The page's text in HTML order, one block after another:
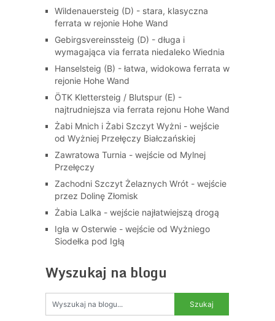
Wildenauersteig (D) - stara, klasyczna
ferrata w rejonie Hohe Wand
Gebirgsvereinssteig (D) - długa i
wymagająca via ferrata niedaleko Wiednia
Hanselsteig (B) - łatwa, widokowa ferrata w
rejonie Hohe Wand
ÖTK Klettersteig / Blutspur (E) -
najtrudniejsza via ferrata rejonu Hohe Wand
Żabi Mnich i Żabi Szczyt Wyżni - wejście
od Wyżniej Przełęczy Białczańskiej
Zawratowa Turnia - wejście od Mylnej
Przełęczy
Zachodni Szczyt Żelaznych Wrót - wejście
przez Dolinę Złomisk
Żabia Lalka - wejście najłatwiejszą drogą
Igła w Osterwie - wejście od Wyżniego
Siodełka pod Igłą
Wyszukaj na blogu